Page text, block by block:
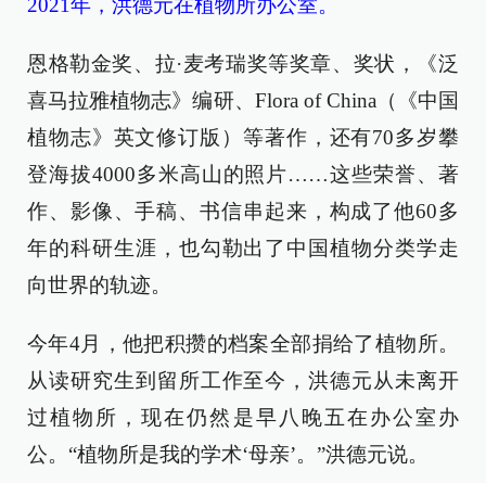
2021年，洪德元在植物所办公室。
恩格勒金奖、拉·麦考瑞奖等奖章、奖状，《泛
喜马拉雅植物志》编研、Flora of China（《中国
植物志》英文修订版）等著作，还有70多岁攀
登海拔4000多米高山的照片……这些荣誉、著
作、影像、手稿、书信串起来，构成了他60多
年的科研生涯，也勾勒出了中国植物分类学走
向世界的轨迹。
今年4月，他把积攒的档案全部捐给了植物所。
从读研究生到留所工作至今，洪德元从未离开
过植物所，现在仍然是早八晚五在办公室办
公。“植物所是我的学术‘母亲’。”洪德元说。